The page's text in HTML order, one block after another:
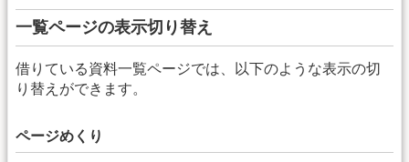
一覧ページの表示切り替え
借りている資料一覧ページでは、以下のような表示の切
り替えができます。
ページめくり